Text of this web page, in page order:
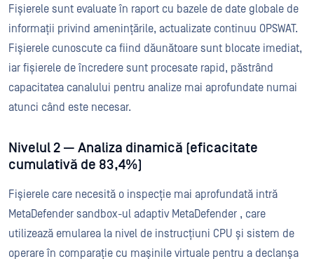
Fișierele sunt evaluate în raport cu bazele de date globale de
informații privind amenințările, actualizate continuu OPSWAT.
Fișierele cunoscute ca fiind dăunătoare sunt blocate imediat,
iar fișierele de încredere sunt procesate rapid, păstrând
capacitatea canalului pentru analize mai aprofundate numai
atunci când este necesar.
Nivelul 2 — Analiza dinamică (eficacitate
cumulativă de 83,4%)
Fișierele care necesită o inspecție mai aprofundată intră
MetaDefender sandbox-ul adaptiv MetaDefender , care
utilizează emularea la nivel de instrucțiuni CPU și sistem de
operare în comparație cu mașinile virtuale pentru a declanșa